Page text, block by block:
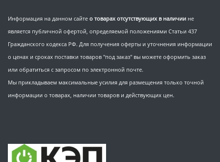
Информация на данном сайте о товарах отсутствующих в наличии не
является публичной офертой, определяемой положениями Статьи 437
Гражданского кодекса РФ. Для получения оферты и уточнения информации
о ценах и сроках поставки товаров "под заказ" вы можете оформить заказ
или обратиться с запросом по электронной почте.
Мы прикладываем максимальные усилия для размещения только точной
информации о товарах, наличии товаров и действующих цен.